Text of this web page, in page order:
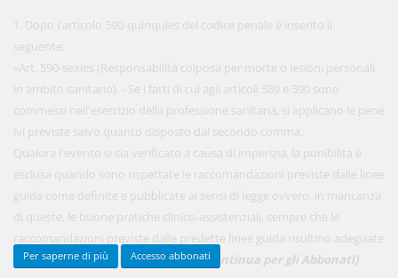
1. Dopo l'articolo 590-quinquies del codice penale è inserito il
seguente:
«Art. 590-sexies (Responsabilità colposa per morte o lesioni personali
in ambito sanitario). - Se i fatti di cui agli articoli 589 e 590 sono
commessi nell'esercizio della professione sanitaria, si applicano le pene
ivi previste salvo quanto disposto dal secondo comma.
Qualora l'evento si sia verificato a causa di imperizia, la punibilità è
esclusa quando sono rispettate le raccomandazioni previste dalle linee
guida come definite e pubblicate ai sensi di legge ovvero, in mancanza
di queste, le buone pratiche clinico-assistenziali, sempre che le
raccomandazioni previste dalle predette linee guida risultino adeguate
alle specificità del caso concreto». ...(Continua per gli Abbonati)
anziché570.00€,risparmi il 21%!
Acquista ora
48,00 € MENSILI
Acquista ora
Per saperne di più Accesso abbonati